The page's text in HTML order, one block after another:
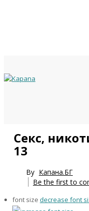
Секс,
13
By Капана.БГ
Be the first to
font size decrease font
Year
Month
Year
Month